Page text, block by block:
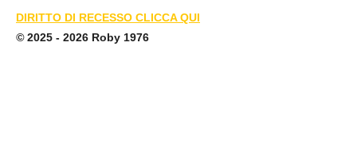
DIRITTO DI RECESSO CLICCA QUI
© 2025 - 2026 Roby 1976